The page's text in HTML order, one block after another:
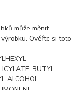
může měnit.
Ověřte si toto
BUTYL
ALCOHOL,